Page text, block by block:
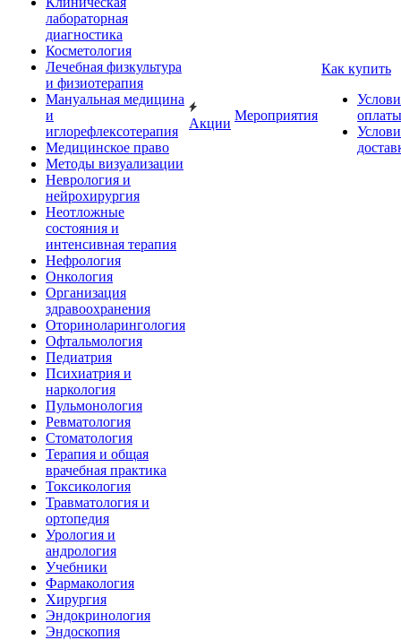
лабораторная
диагностика
Косметология
Лечебная физкультура
и физиотерапия
Мануальная медицина
и
иглорефлексотерапия
Медицинское право
Методы визуализации
Неврология и
нейрохирургия
Неотложные
состояния и
интенсивная терапия
Нефрология
Онкология
Организация
здравоохранения
Оториноларингология
Офтальмология
Педиатрия
Психиатрия и
наркология
Пульмонология
Ревматология
Стоматология
Терапия и общая
врачебная практика
Токсикология
Травматология и
ортопедия
Урология и
андрология
Учебники
Фармакология
Хирургия
Эндокринология
Эндоскопия
Акции
Мероприятия
Как купить
оплаты